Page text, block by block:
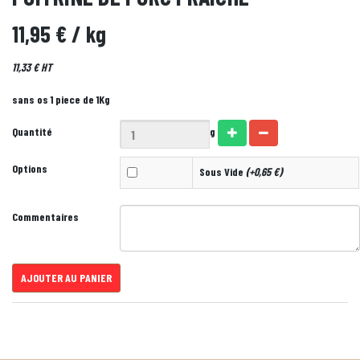
11,95 €/ kg
11,33 € HT
sans os 1 piece de 1Kg
Quantité g
Options Sous Vide (+0,65 €)
Commentaires
AJOUTER AU PANIER